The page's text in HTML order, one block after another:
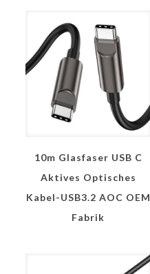
10m Glasfaser USB C
Aktives Optisches
Kabel-USB3.2 AOC OEM
Fabrik